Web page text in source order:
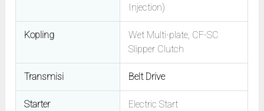
Injection)
Kopling
Wet Multi-plate, CF-SC
Slipper Clutch
Transmisi Belt Drive
Starter Electric Start